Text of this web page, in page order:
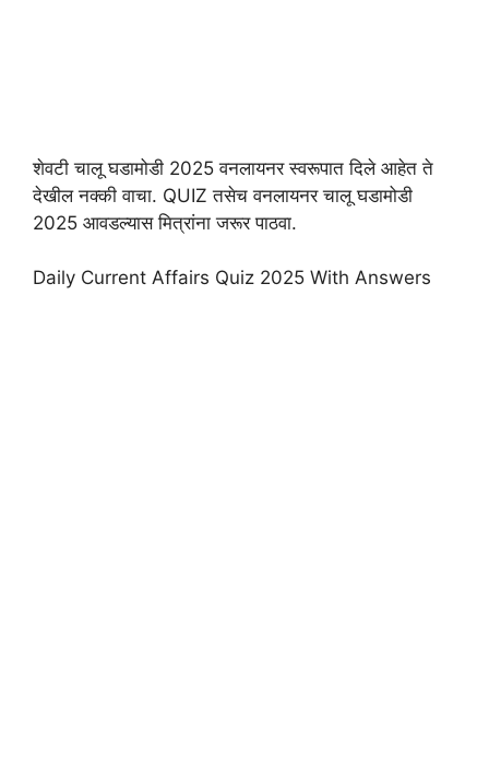
शेवटी चालू घडामोडी 2025 वनलायनर स्वरूपात दिले आहेत ते
देखील नक्की वाचा. QUIZ तसेच वनलायनर चालू घडामोडी
2025 आवडल्यास मित्रांना जरूर पाठवा.
Daily Current Affairs Quiz 2025 With Answers